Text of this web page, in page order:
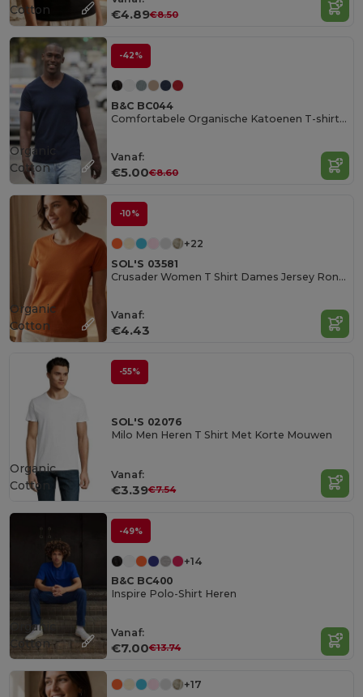
€4.89€8.50
Cotton
-42%
B&C BC044
Comfortabele Organische Katoenen T-shirt voor Mannen
Vanaf:
€5.00€8.60
Organic
Cotton
-10%
+22
SOL'S 03581
Crusader Women T Shirt Dames Jersey Ronde Hals Getailleerd
Vanaf:
€4.43
Organic
Cotton
-55%
SOL'S 02076
Milo Men Heren T Shirt Met Korte Mouwen
Vanaf:
€3.39€7.54
Organic
Cotton
-49%
+14
B&C BC400
Inspire Polo-Shirt Heren
Vanaf:
€7.00€13.74
Organic
Cotton
+17